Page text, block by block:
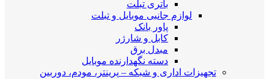
باتری تبلت
لوازم جانبی موبایل و تبلت
پاور بانک
کابل و شارژر
مبدل برق
دسته نگهدارنده موبایل
تجهیزات اداری و شبکه – پرینتر، مودم، دوربین